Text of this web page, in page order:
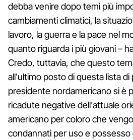
debba venire dopo temi più
cambiamenti climatici, la
lavoro, la guerra e la pace nel
quanto riguarda i più giovani –
Credo, tuttavia, che questo
all'ultimo posto di questa lista di
presidente nordamericano si è
ricadute negative dell'attuale
americano per coloro che
condannati per uso e possesso